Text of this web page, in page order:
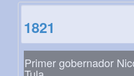
1821
Primer gobernador